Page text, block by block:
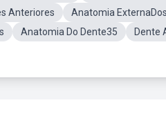
Anteriores Anatomia
Anatomia Do Dente35
Dente